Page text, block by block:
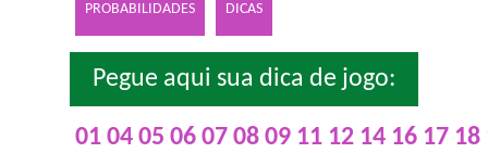
PROBABILIDADES DICAS
Pegue aqui sua dica de jogo:
01 04 05 06 07 08 09 11 12 14 16 17 18